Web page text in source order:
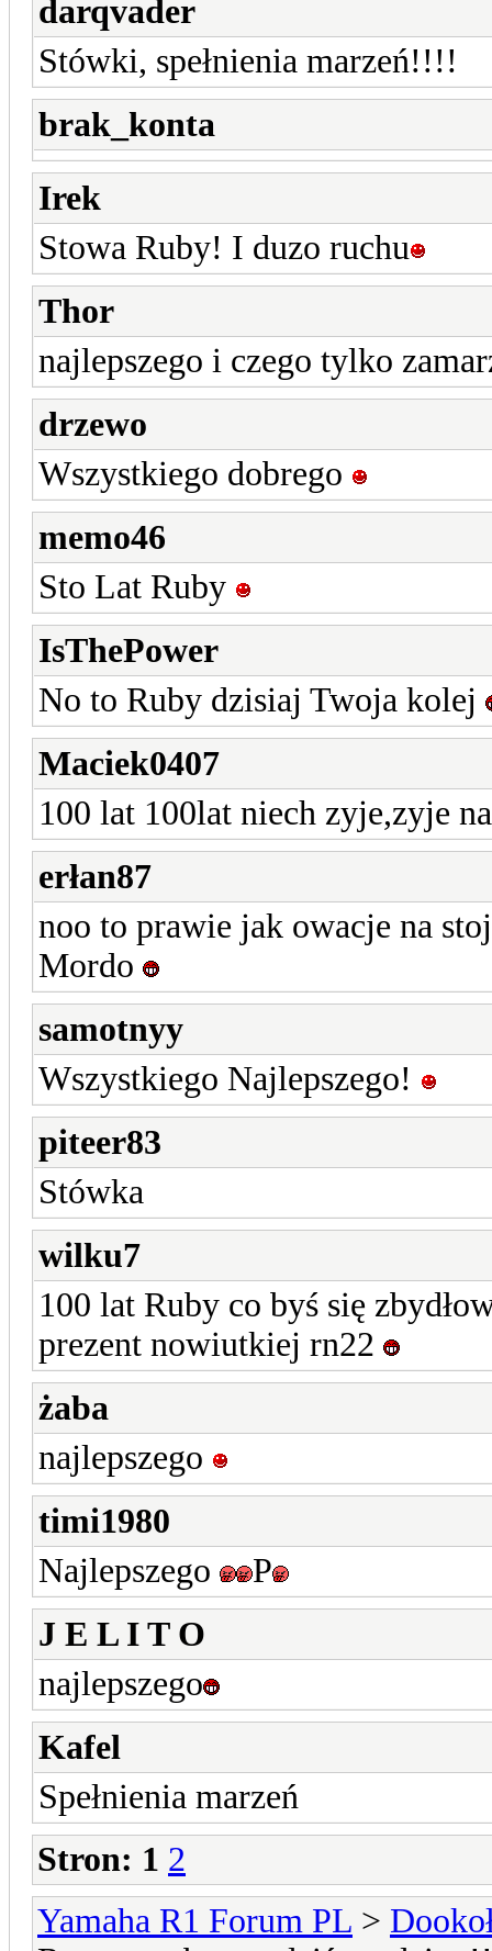
darqvader
Stówki, spełnienia marzeń!!!!
brak_konta
Irek
Stowa Ruby! I duzo ruchu
Thor
najlepszego i czego tylko
drzewo
Wszystkiego dobrego
memo46
Sto Lat Ruby
IsThePower
No to Ruby dzisiaj Twoja kolej
Maciek0407
100 lat 100lat niech zyje,zyje
erłan87
noo to prawie jak owacje na
Mordo
samotnyy
Wszystkiego Najlepszego!
piteer83
Stówka
wilku7
100 lat Ruby co byś się
prezent nowiutkiej rn22
żaba
najlepszego
timi1980
Najlepszego
P
J E L I T O
najlepszego
Kafel
Spełnienia marzeń
Stron: 1 2
Yamaha R1 Forum PL >